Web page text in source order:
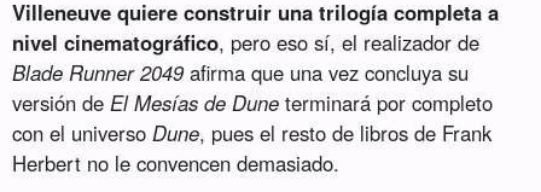
Villeneuve quiere construir una trilogía completa a
nivel cinematográfico, pero eso sí, el realizador de
Blade Runner 2049afirma que una vez concluya su
versión de El Mesías de Dune terminará por completo
con el universo Dune, pues el resto de libros de Frank
Herbert no le convencen demasiado.